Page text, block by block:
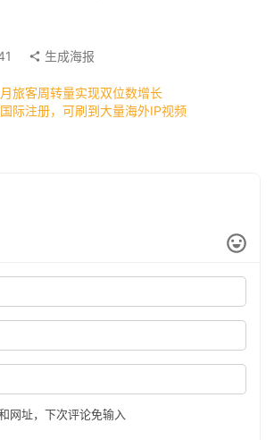
生成海报
月旅客周转量实现双位数增长
际注册，可刷到大量海外IP视频
网址，下次评论免输入